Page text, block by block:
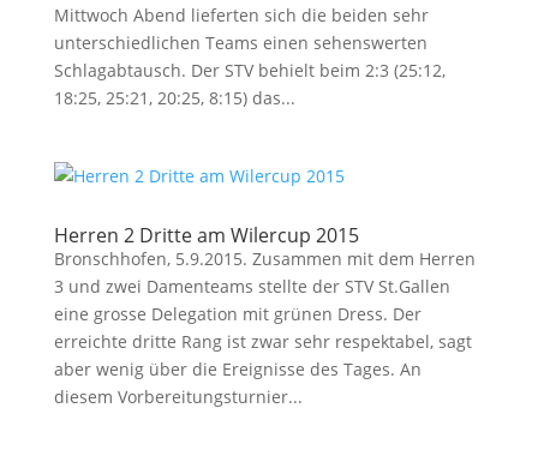
Mittwoch Abend lieferten sich die beiden sehr
unterschiedlichen Teams einen sehenswerten
Schlagabtausch. Der STV behielt beim 2:3 (25:12,
18:25, 25:21, 20:25, 8:15) das...
Herren 2 Dritte am Wilercup 2015
Bronschhofen, 5.9.2015. Zusammen mit dem Herren
3 und zwei Damenteams stellte der STV St.Gallen
eine grosse Delegation mit grünen Dress. Der
erreichte dritte Rang ist zwar sehr respektabel, sagt
aber wenig über die Ereignisse des Tages. An
diesem Vorbereitungsturnier...